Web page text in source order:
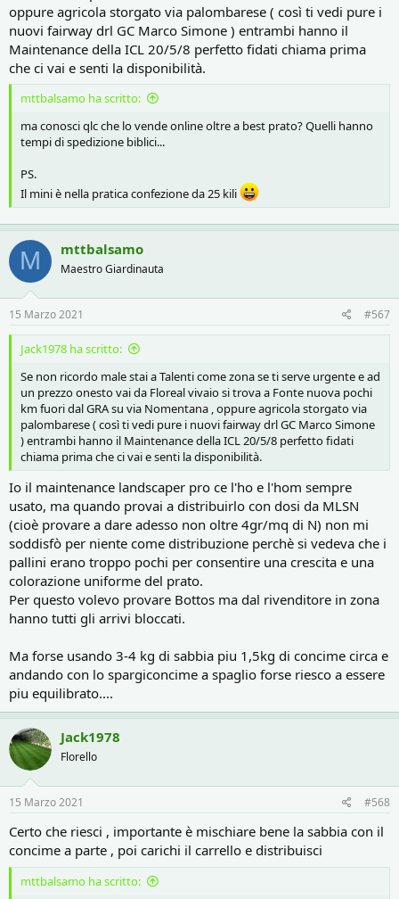
oppure agricola storgato via palombarese ( così ti vedi pure i
nuovi fairway drl GC Marco Simone ) entrambi hanno il
Maintenance della ICL 20/5/8 perfetto fidati chiama prima
che ci vai e senti la disponibilità.
mttbalsamo ha scritto:
ma conosci qlc che lo vende online oltre a best prato? Quelli hanno
tempi di spedizione biblici...
PS.
Il mini è nella pratica confezione da 25 kili
M mttbalsamo
Maestro Giardinauta
15 Marzo 2021 #567
Jack1978 ha scritto:
Se non ricordo male stai a Talenti come zona se ti serve urgente e ad
un prezzo onesto vai da Floreal vivaio si trova a Fonte nuova pochi
km fuori dal GRA su via Nomentana , oppure agricola storgato via
palombarese ( così ti vedi pure i nuovi fairway drl GC Marco Simone
) entrambi hanno il Maintenance della ICL 20/5/8 perfetto fidati
chiama prima che ci vai e senti la disponibilità.
Io il maintenance landscaper pro ce l'ho e l'hom sempre
usato, ma quando provai a distribuirlo con dosi da MLSN
(cioè provare a dare adesso non oltre 4gr/mq di N) non mi
soddisfò per niente come distribuzione perchè si vedeva che i
pallini erano troppo pochi per consentire una crescita e una
colorazione uniforme del prato.
Per questo volevo provare Bottos ma dal rivenditore in zona
hanno tutti gli arrivi bloccati.
Ma forse usando 3-4 kg di sabbia piu 1,5kg di concime circa e
andando con lo spargiconcime a spaglio forse riesco a essere
piu equilibrato....
Jack1978
Florello
15 Marzo 2021 #568
Certo che riesci , importante è mischiare bene la sabbia con il
concime a parte , poi carichi il carrello e distribuisci
mttbalsamo ha scritto: